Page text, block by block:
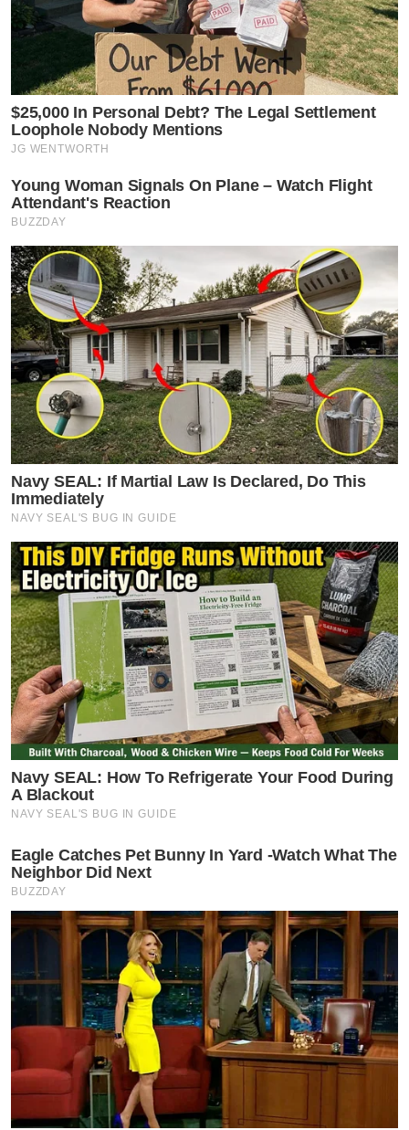
$25,000 In Personal Debt? The Legal Settlement
Loophole Nobody Mentions
JG WENTWORTH
Young Woman Signals On Plane – Watch Flight
Attendant's Reaction
BUZZDAY
Navy SEAL: If Martial Law Is Declared, Do This
Immediately
NAVY SEAL'S BUG IN GUIDE
Navy SEAL: How To Refrigerate Your Food During
A Blackout
NAVY SEAL'S BUG IN GUIDE
Eagle Catches Pet Bunny In Yard -Watch What The
Neighbor Did Next
BUZZDAY